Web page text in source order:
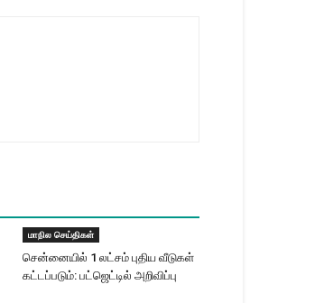
மாநில செய்திகள்
சென்னையில் 1 லட்சம் புதிய வீடுகள்
கட்டப்படும்: பட்ஜெட்டில் அறிவிப்பு